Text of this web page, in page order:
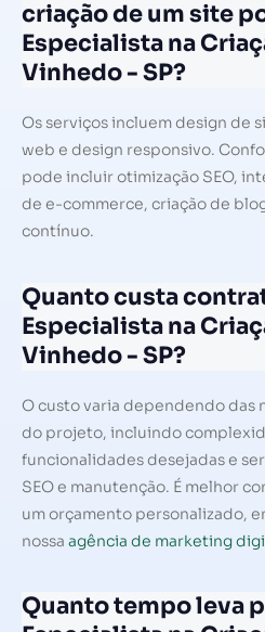
criação de um site
Especialista na
Vinhedo - SP?
Os serviços incluem design de
web e design responsivo.
pode incluir otimização SEO,
de e-commerce, criação de
contínuo.
Quanto custa
Especialista na
Vinhedo - SP?
O custo varia dependendo das
do projeto, incluindo
funcionalidades desejadas e
SEO e manutenção. É melhor
um orçamento personalizado,
nossa agência de marketing
Quanto tempo leva